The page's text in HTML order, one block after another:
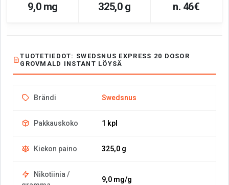
9,0 mg 325,0 g n. 46€
TUOTETIEDOT: SWEDSNUS EXPRESS 20 DOSOR
GROVMALD INSTANT LÖYSÄ
Brändi Swedsnus
Pakkauskoko 1 kpl
Kiekon paino 325,0 g
Nikotiinia /
9,0 mg/g